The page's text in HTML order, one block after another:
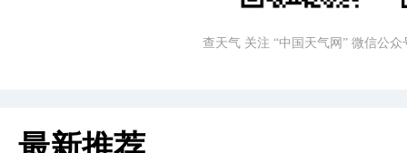
查天气 关注 “中国天气网” 微信公众